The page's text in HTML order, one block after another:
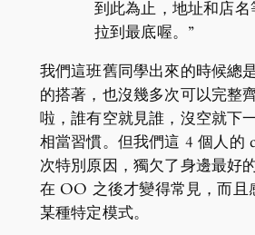
到此為止，地址和店
拉到最底喔。”
我們這班舊同學出來的時候總
的搭著，也沒幾多次可以完整
啦，誰有空就見誰，沒空就下
相當習慣。但我們這 4 個人的
次特別原因，獨欠了身邊最好
在 OO 之後才變得常見，而且
某種特定模式。